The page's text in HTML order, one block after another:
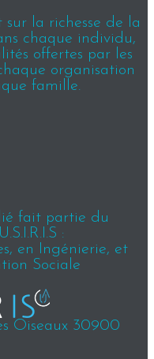
sur la richesse de la
chaque individu,
offertes par les
organisation
famille.
fait partie du
:
en Ingénierie, et
Sociale
Oiseaux 30900